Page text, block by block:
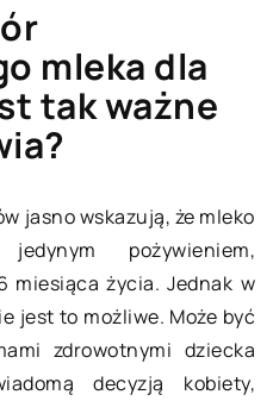
mleka dla
tak ważne
jasno wskazują, że mleko
pożywieniem,
miesiąca życia. Jednak w
jest to możliwe. Może być
zdrowotnymi dziecka
decyzją kobiety,